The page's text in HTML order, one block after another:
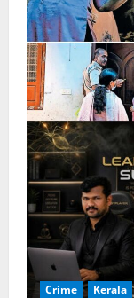
Crime Kerala